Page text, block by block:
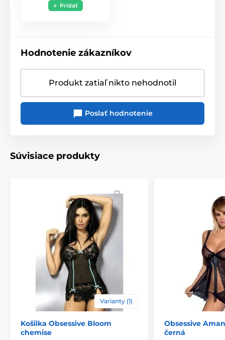
Pridať
Hodnotenie zákazníkov
Produkt zatiaľ nikto nehodnotil
Poslať hodnotenie
Súvisiace produkty
Varianty (1)
Košilka Obsessive Bloom
chemise
Obsessive
černá